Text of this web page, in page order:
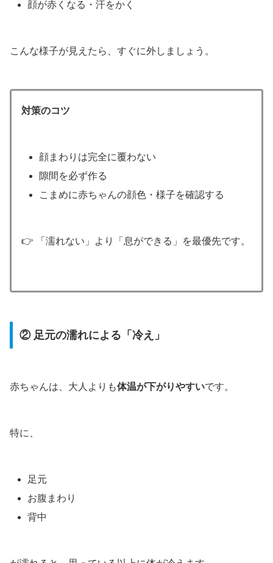
顔が赤くなる・汗をかく
こんな様子が見えたら、すぐに外しましょう。
対策のコツ
顔まわりは完全に覆わない
隙間を必ず作る
こまめに赤ちゃんの顔色・様子を確認する
👉 「濡れない」より「息ができる」を最優先です。
② 足元の濡れによる「冷え」
赤ちゃんは、大人よりも体温が下がりやすいです。
特に、
足元
お腹まわり
背中